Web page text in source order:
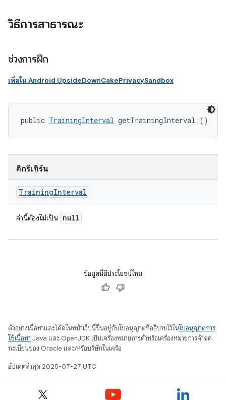
วิธีการสาธารณะ
ช่วงการฝึก
เพิ่มใน Android UpsideDownCakePrivacySandbox
public TrainingInterval getTrainingInterval ()
คิกรีเทิร์น
TrainingInterval
ค่านี้ต้องไม่เป็น null
ข้อมูลนี้มีประโยชน์ไหม
ตัวอย่างเนื้อหาและโค้ดในหน้าเว็บนี้ขึ้นอยู่กับใบอนุญาตที่อธิบายไว้ในใบอนุญาตการ
ใช้เนื้อหา Java และ OpenJDK เป็นเครื่องหมายการค้าหรือเครื่องหมายการค้าจด
ทะเบียนของ Oracle และ/หรือบริษัทในเครือ
อัปเดตล่าสุด 2025-07-27 UTC